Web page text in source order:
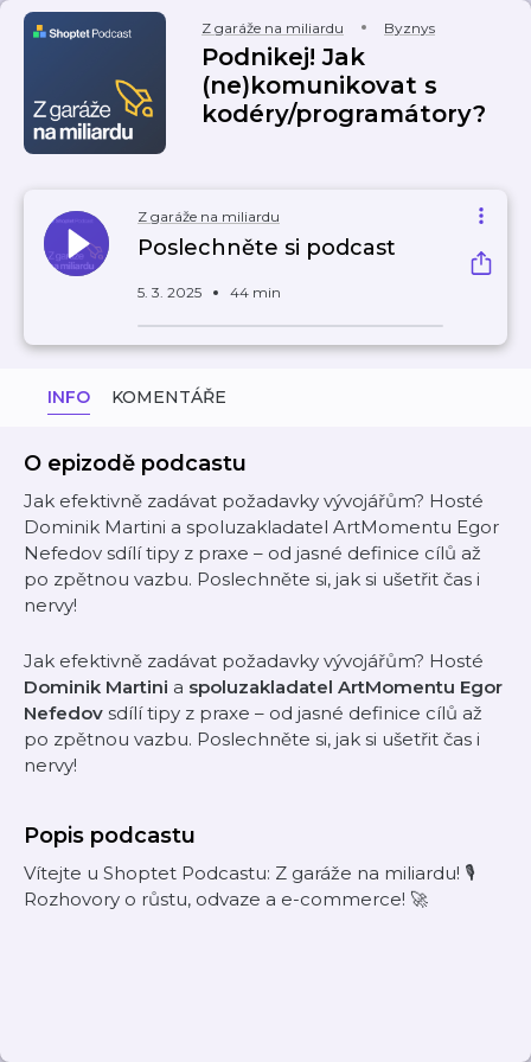
Z garáže na miliardu Byznys
Podnikej! Jak
(ne)komunikovat s
kodéry/programátory?
Z garáže na miliardu
Poslechněte si podcast
5. 3. 2025 44 min
INFO KOMENTÁŘE
O epizodě podcastu
Jak efektivně zadávat požadavky vývojářům? Hosté
Dominik Martini a spoluzakladatel ArtMomentu Egor
Nefedov sdílí tipy z praxe – od jasné definice cílů až
po zpětnou vazbu. Poslechněte si, jak si ušetřit čas i
nervy!
Jak efektivně zadávat požadavky vývojářům? Hosté
Dominik Martini a spoluzakladatel ArtMomentu Egor
Nefedov sdílí tipy z praxe – od jasné definice cílů až
po zpětnou vazbu. Poslechněte si, jak si ušetřit čas i
nervy!
Popis podcastu
Vítejte u Shoptet Podcastu: Z garáže na miliardu! 🎙️
Rozhovory o růstu, odvaze a e-commerce! 🚀